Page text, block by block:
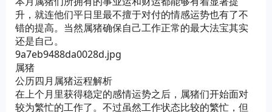
升，就连他们平日里最不擅于对付的情感运势也有了不
错的提高。当然属猪确保自己工作正常的最大法宝其实
还是自己。
9a7eb9488da0028d.jpg
属猪
公历四月属猪运程解析
在上个月里获得稳定的感情运势之后，属猪们开始面对
较为繁忙的工作了。不过虽然工作状态比较的繁忙，但